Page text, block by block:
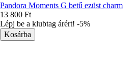
Pandora Moments G betű ezüst charm
13 800 Ft
Lépj be a klubtag árért! -5%